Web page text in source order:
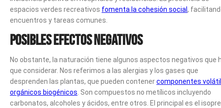
espacios verdes recreativos fomenta la cohesión social ,
encuentros y tareas comunes.
Posibles efectos negativos
No obstante, la naturación tiene algunos aspectos negativos que
que considerar. Nos referimos a las alergias y los gases que
desprenden las plantas, que pueden contenercomponentes
orgánicos biogénicos . Son compuestos no metílicos incluyendo
carbonatos, alcoholes y ácidos, entre otros. El principal es el